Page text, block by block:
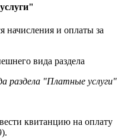
начисления и оплаты за
раздела "Платные услуги"
квитанцию на оплату